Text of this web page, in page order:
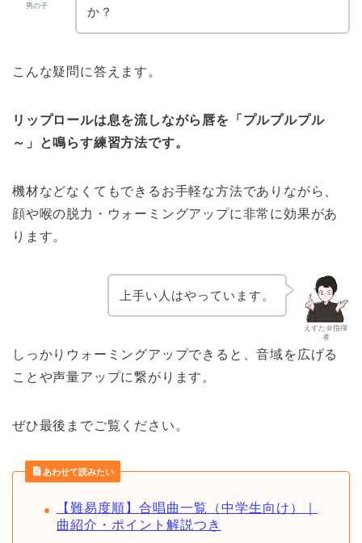
男の子
か？
こんな疑問に答えます。
リップロールは息を流しながら唇を「プルプルプル
～」と鳴らす練習方法です。
機材などなくてもできるお手軽な方法でありながら、
顔や喉の脱力・ウォーミングアップに非常に効果があ
ります。
えすた＠指揮
者
上手い人はやっています。
しっかりウォーミングアップできると、音域を広げる
ことや声量アップに繋がります。
ぜひ最後までご覧ください。
あわせて読みたい
【難易度順】合唱曲一覧（中学生向け）｜
曲紹介・ポイント解説つき